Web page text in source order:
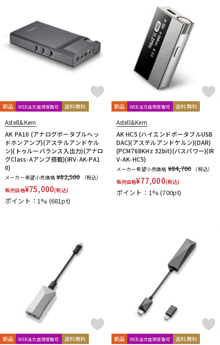
Gravity
Hear Technologies
HEDD
HEiL SOUND
Heritage Audio
HUMPBACK ENGINEERING
IGS Audio
IK Multimedia
Ikebe Original
infist Design ISO ACOUSTICS
ISOVOX
JohnBlue Audio JZ Microphones
K.W.S
KENTON
KOSS KRK
KRYNA
KSdigital
KVOX
L-O
Lauten Audio Lexicon Line6
maag audio
MACKIE MANLEY
marantz Professional
Marshall
MASELEC MATRIX M-AUDIO
Mee audio
MIDAS
Millennia MINI-SONEX MISTRAL
MONSTER CABLE
Morton Microphone Systems
Musikelectronic Geithain
MUTEC
MUZEN Noah’sark
Nothing
Oktava
Placid Audio
Primo
PROIDEA
Protection Racket
PULSE
QUIK LOK
Rational Acoustics
reProducer Audio
RODE
Roger Mayer
Roswell Pro Audio
RoyerLabs
Rycote
sanken
sE Electronics
Seide
SENNHEISER
新品 WEB注文店頭受取可 送料無料
Astell&Kern
AK PA10 (アナログポータブルヘッ
ドホンアンプ)(アステルアンドケル
ン)(トゥルーバランス入出力)(アナロ
グClass-Aアンプ搭載)(IRV-AK-PA1
0)
メーカー希望小売価格 ¥82,500
（税込）
販売価格¥75,000(税込)
ポイント：1% (681pt)
新品 WEB注文店頭受取可 送料無料
Astell&Kern
AK HC5 (ハイエンドポータブルUSB
DAC)(アステルアンドケルン)(DAR)
(PCM768KHz 32bit)(バスパワー)(IR
V-AK-HC5)
メーカー希望小売価格 ¥84,700
（税込）
販売価格¥77,000(税込)
ポイント：1%(700pt)
新品 WEB注文店頭受取可 送料無料 新品 WEB注文店頭受取可 送料無料